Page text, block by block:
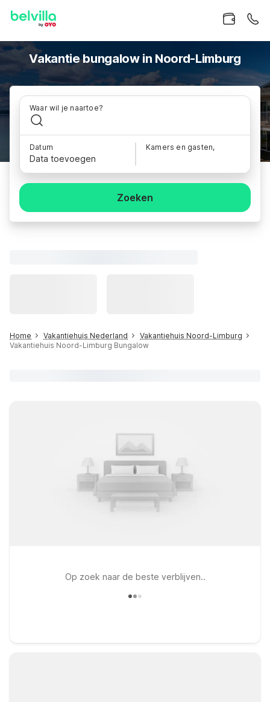
Vakantie bungalow in Noord-Limburg
Waar wil je naartoe?
Datum
Data toevoegen
Kamers en gasten,
Zoeken
Home Vakantiehuis Nederland
Vakantiehuis Noord-Limburg
Vakantiehuis Noord-Limburg Bungalow
Op zoek naar de beste verblijven..